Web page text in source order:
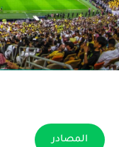
المصادر